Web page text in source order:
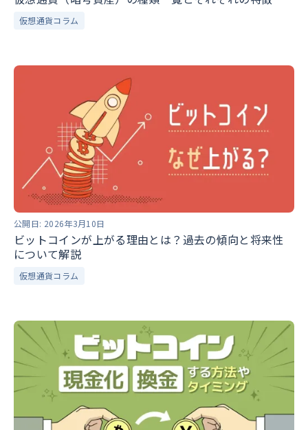
仮想通貨コラム
公開日: 2026年3月10日
ビットコインが上がる理由とは？過去の傾向と将来性
について解説
仮想通貨コラム